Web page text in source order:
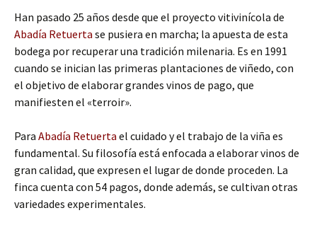
Han pasado 25 años desde que el proyecto vitivinícola de
Abadía Retuerta se pusiera en marcha; la apuesta de esta
bodega por recuperar una tradición milenaria. Es en 1991
cuando se inician las primeras plantaciones de viñedo, con
el objetivo de elaborar grandes vinos de pago, que
manifiesten el «terroir».
Para Abadía Retuerta el cuidado y el trabajo de la viña es
fundamental. Su filosofía está enfocada a elaborar vinos de
gran calidad, que expresen el lugar de donde proceden. La
finca cuenta con 54 pagos, donde además, se cultivan otras
variedades experimentales.